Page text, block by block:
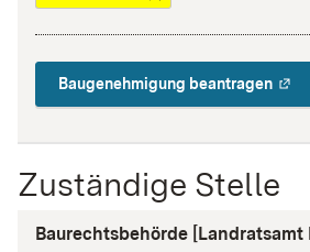
Baugenehmigung beantragen
Zuständige Stelle
Baurechtsbehörde [Landratsamt